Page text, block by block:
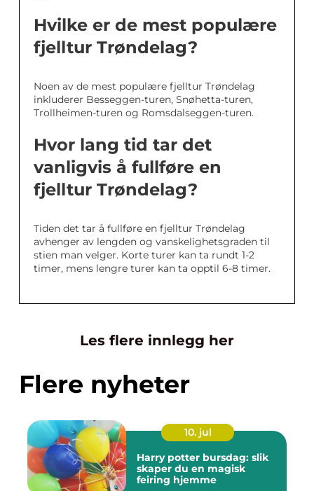
Hvilke er de mest populære
fjelltur Trøndelag?
Noen av de mest populære fjelltur Trøndelag
inkluderer Besseggen-turen, Snøhetta-turen,
Trollheimen-turen og Romsdalseggen-turen.
Hvor lang tid tar det
vanligvis å fullføre en
fjelltur Trøndelag?
Tiden det tar å fullføre en fjelltur Trøndelag
avhenger av lengden og vanskelighetsgraden til
stien man velger. Korte turer kan ta rundt 1-2
timer, mens lengre turer kan ta opptil 6-8 timer.
Les flere innlegg her
Flere nyheter
10. jul
Harry potter bursdag: slik
skaper du en magisk
feiring hjemme